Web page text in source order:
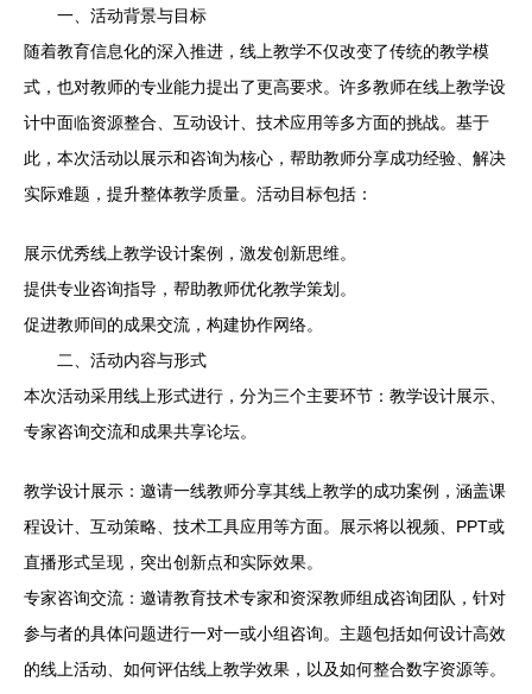
一、活动背景与目标
随着教育信息化的深入推进，线上教学不仅改变了传统的教学模
式，也对教师的专业能力提出了更高要求。许多教师在线上教学设
计中面临资源整合、互动设计、技术应用等多方面的挑战。基于
此，本次活动以展示和咨询为核心，帮助教师分享成功经验、解决
实际难题，提升整体教学质量。活动目标包括：
展示优秀线上教学设计案例，激发创新思维。
提供专业咨询指导，帮助教师优化教学策划。
促进教师间的成果交流，构建协作网络。
二、活动内容与形式
本次活动采用线上形式进行，分为三个主要环节：教学设计展示、
专家咨询交流和成果共享论坛。
教学设计展示：邀请一线教师分享其线上教学的成功案例，涵盖课
程设计、互动策略、技术工具应用等方面。展示将以视频、PPT或
直播形式呈现，突出创新点和实际效果。
专家咨询交流：邀请教育技术专家和资深教师组成咨询团队，针对
参与者的具体问题进行一对一或小组咨询。主题包括如何设计高效
的线上活动、如何评估线上教学效果，以及如何整合数字资源等。